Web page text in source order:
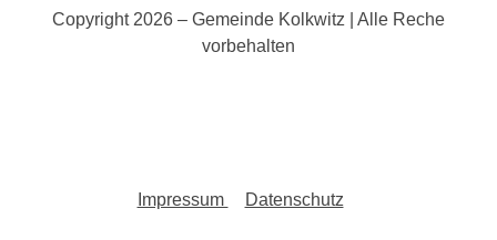
Copyright 2026 – Gemeinde Kolkwitz | Alle Reche
vorbehalten
Impressum Datenschutz